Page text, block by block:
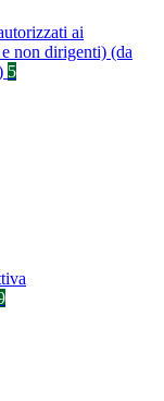
ai
non dirigenti) (da
5